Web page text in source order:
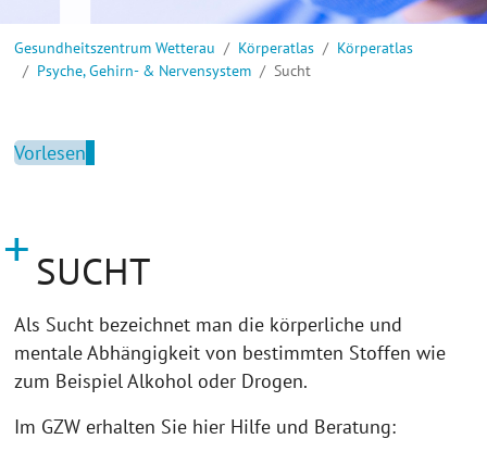
Gesundheitszentrum Wetterau Körperatlas
Körperatlas
Psyche, Gehirn- & Nervensystem
Sucht
Vorlesen
SUCHT
Als Sucht bezeichnet man die körperliche und
mentale Abhängigkeit von bestimmten Stoffen wie
zum Beispiel Alkohol oder Drogen.
Im GZW erhalten Sie hier Hilfe und Beratung: